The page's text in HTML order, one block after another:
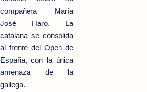
compañera María
José Haro. La
catalana se consolida
al frente del Open de
España, con la única
amenaza de la
gallega.